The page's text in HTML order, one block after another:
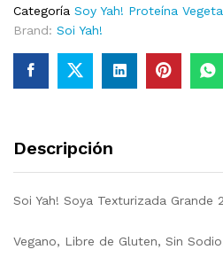
cantidad
Categoría Soy Yah! Proteína
Brand: Soi Yah!
Descripción
Soi Yah! Soya Texturizada Grande
Vegano, Libre de Gluten, Sin